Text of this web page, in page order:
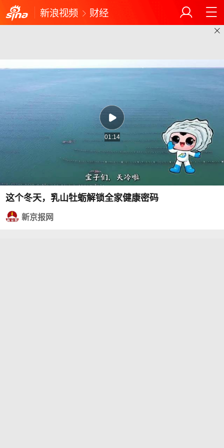
新浪视频 财经
01:14
这个冬天，乳山牡蛎解锁全家健康密码
新京报网